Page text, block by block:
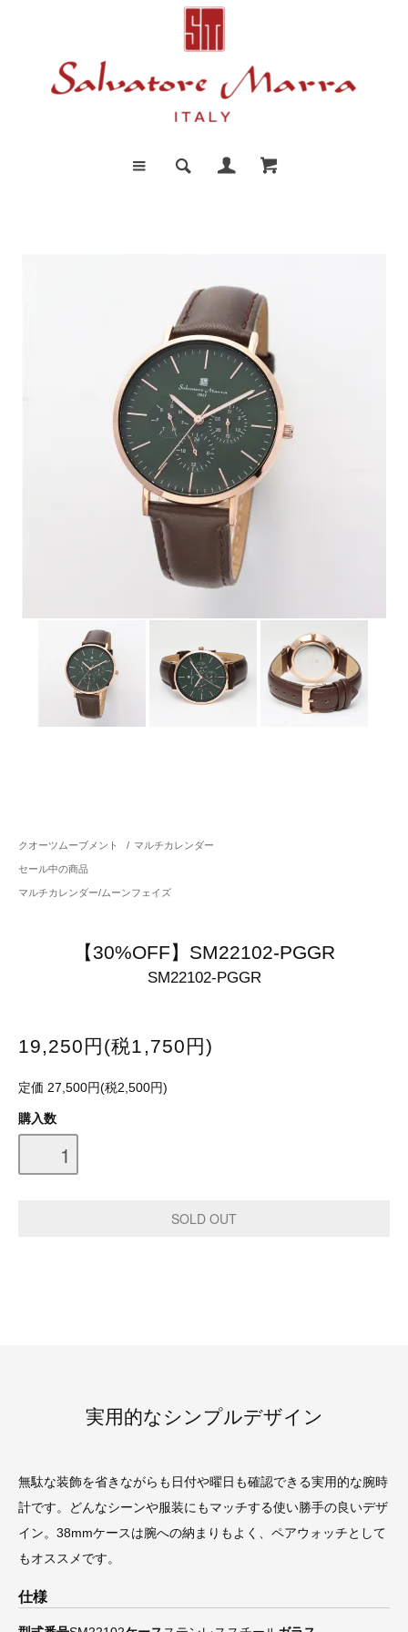
クオーツムーブメント / マルチカレンダー
セール中の商品
マルチカレンダー/ムーンフェイズ
【30%OFF】SM22102-PGGR
SM22102-PGGR
19,250円(税1,750円)
定価 27,500円(税2,500円)
購入数
実用的なシンプルデザイン
無駄な装飾を省きながらも日付や曜日も確認できる実用的な腕時
計です。どんなシーンや服装にもマッチする使い勝手の良いデザ
イン。38mmケースは腕への納まりもよく、ペアウォッチとして
もオススメです。
仕様